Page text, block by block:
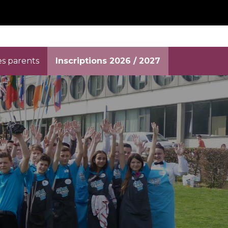
parents Inscriptions 2026 / 2027